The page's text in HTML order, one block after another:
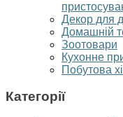
Декор для
Домашній
Зоотовари
Кухонне
Побутова
Категорії